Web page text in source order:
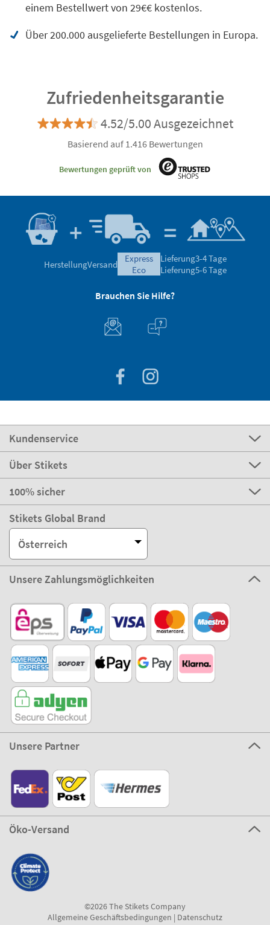
einem Bestellwert von 29€€ kostenlos.
Über 200.000 ausgelieferte Bestellungen in Europa.
Zufriedenheitsgarantie
4.52/5.00 Ausgezeichnet
Basierend auf 1.416 Bewertungen
Bewertungen geprüft von
HerstellungVersand
express
eco
Lieferung3-4 Tage
Lieferung5-6 Tage
Brauchen Sie Hilfe?
Kundenservice
Über Stikets
100% sicher
Stikets Global Brand
Österreich
Unsere Zahlungsmöglichkeiten
Unsere Partner
Öko-Versand
©2026 The Stikets Company
Allgemeine Geschäftsbedingungen | Datenschutz